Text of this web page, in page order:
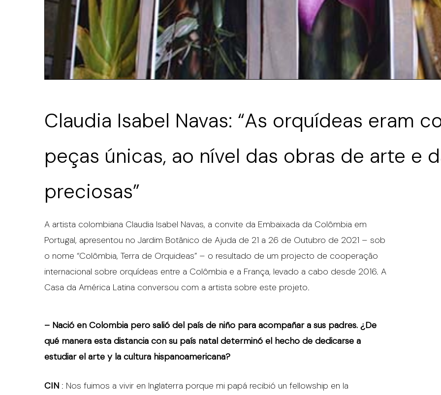
Claudia Isabel Navas: “As orquídeas eram
peças únicas, ao nível das obras de arte e
preciosas”
A artista colombiana Claudia Isabel Navas, a convite da Embaixada da Colômbia em
Portugal, apresentou no Jardim Botânico de Ajuda de 21 a 26 de Outubro de 2021 – sob
o nome “Colômbia, Terra de Orquideas” – o resultado de um projecto de cooperação
internacional sobre orquídeas entre a Colômbia e a França, levado a cabo desde 2016. A
Casa da América Latina conversou com a artista sobre este projeto.
– Nació en Colombia pero salió del país de niño para acompañar a sus padres. ¿De
qué manera esta distancia con su país natal determinó el hecho de dedicarse a
estudiar el arte y la cultura hispanoamericana?
CIN : Nos fuimos a vivir en Inglaterra porque mi papá recibió un fellowship en la